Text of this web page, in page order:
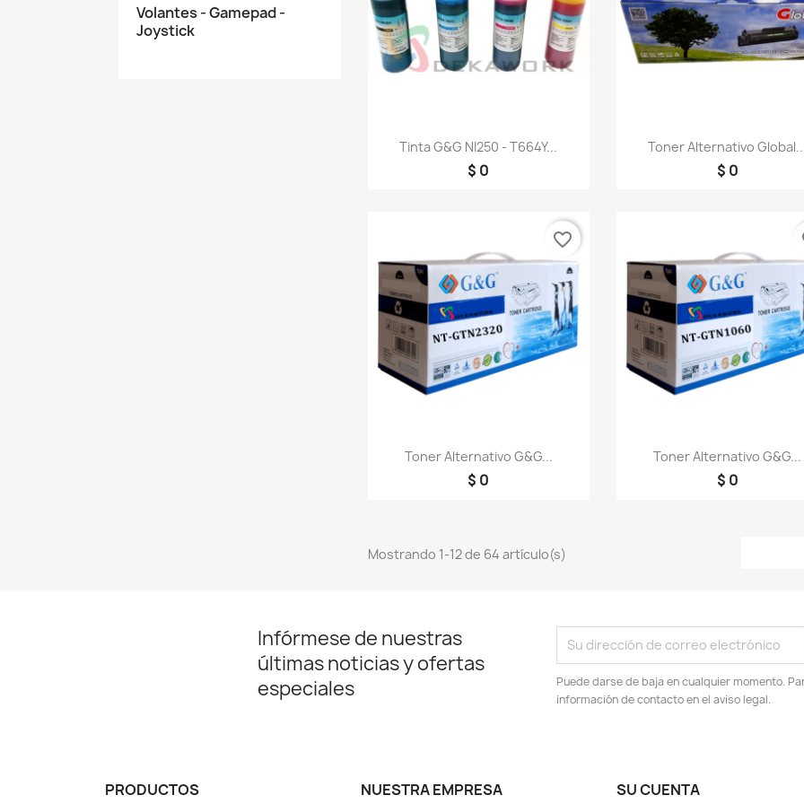
Volantes - Gamepad -
Joystick
Vista rápida
Tinta G&g NI250 - T664Y...
$ 0
Vista rápida
Toner Alternativo Global...
$ 0
Vista rápida
Toner Alternativo G&G...
$ 0
favorite_border
Vista rápida
Toner Alternativo G&G...
$ 0
Mostrando 1-12 de 64 artículo(s)
Infórmese de nuestras
últimas noticias y ofertas
especiales
Puede darse de baja en cualquier momento.
información de contacto en el aviso legal.
PRODUCTOS NUESTRA EMPRESA SU CUENTA